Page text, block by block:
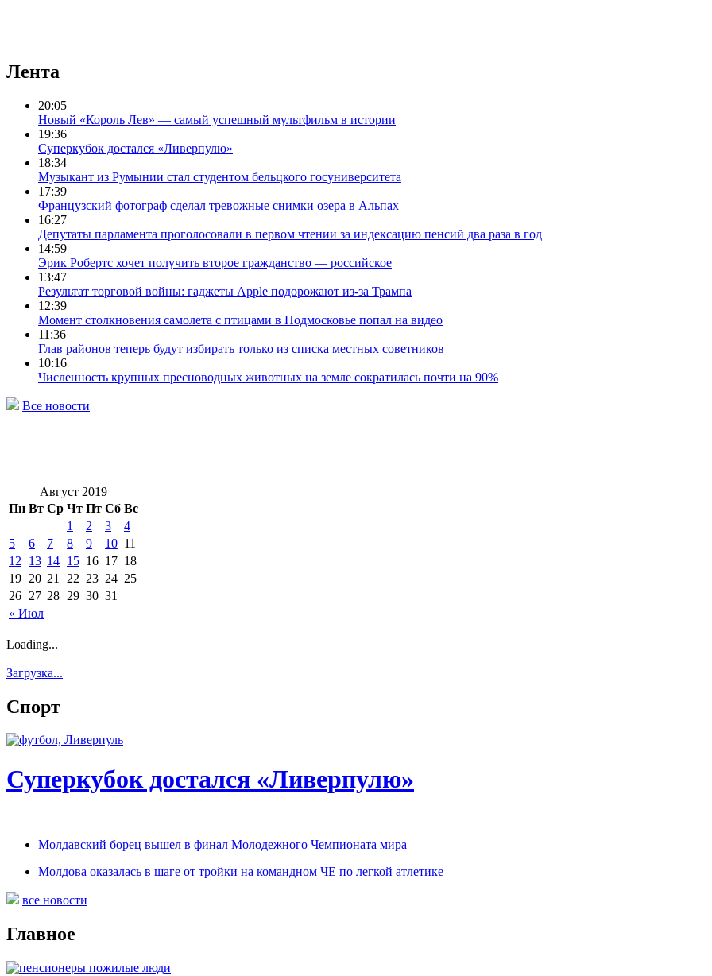
Лента
20:05
Новый «Король Лев» — самый успешный мультфильм в истории
19:36
Суперкубок достался «Ливерпулю»
18:34
Музыкант из Румынии стал студентом бельцкого госуниверситета
17:39
Французский фотограф сделал тревожные снимки озера в Альпах
16:27
Депутаты парламента проголосовали в первом чтении за индексацию пенсий два раза в год
14:59
Эрик Робертс хочет получить второе гражданство — российское
13:47
Результат торговой войны: гаджеты Apple подорожают из-за Трампа
12:39
Момент столкновения самолета с птицами в Подмосковье попал на видео
11:36
Глав районов теперь будут избирать только из списка местных советников
10:16
Численность крупных пресноводных животных на земле сократилась почти на 90%
Все новости
Август 2019
Пн Вт Ср Чт Пт Сб Вс
« Июл
1 2 3
4
5
6 7 8 9 10 11
12
13 14 15 16 17 18
19 20 21 22 23 24 25
26 27 28 29 30 31
Loading...
Загрузка...
Спорт
Суперкубок достался «Ливерпулю»
Молдавский борец вышел в финал Молодежного Чемпионата мира
Молдова оказалась в шаге от тройки на командном ЧЕ по легкой атлетике
все новости
Главное